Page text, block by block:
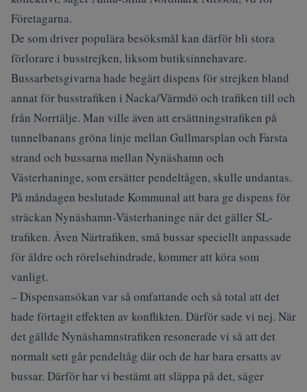
Företagarna.
De som driver populära besöksmål kan därför bli stora
förlorare i busstrejken, liksom butiksinnehavare.
Bussarbetsgivarna hade begärt dispens för strejken bland
annat för busstrafiken i Nacka/Värmdö och trafiken till och
från Norrtälje. Man ville även att ersättningstrafiken på
tunnelbanans gröna linje mellan Gullmarsplan och Farsta
strand och bussarna mellan Nynäshamn och
Västerhaninge, som ersätter pendeltågen, skulle undantas.
På måndagen beslutade Kommunal att bara ge dispens för
sträckan Nynäshamn-Västerhaninge när det gäller SL-
trafiken. Även Närtrafiken, små bussar speciellt anpassade
för äldre och rörelsehindrade, kommer att köra som
vanligt.
– Dispensansökan var så omfattande och så total att det
hade förtagit effekten av konflikten. Därför sade vi nej. När
det gällde Nynäshamnstrafiken resonerade vi så att det
normalt sett går pendeltåg där och de har bara ersatts av
bussar. Därför har vi bestämt att släppa på det, säger